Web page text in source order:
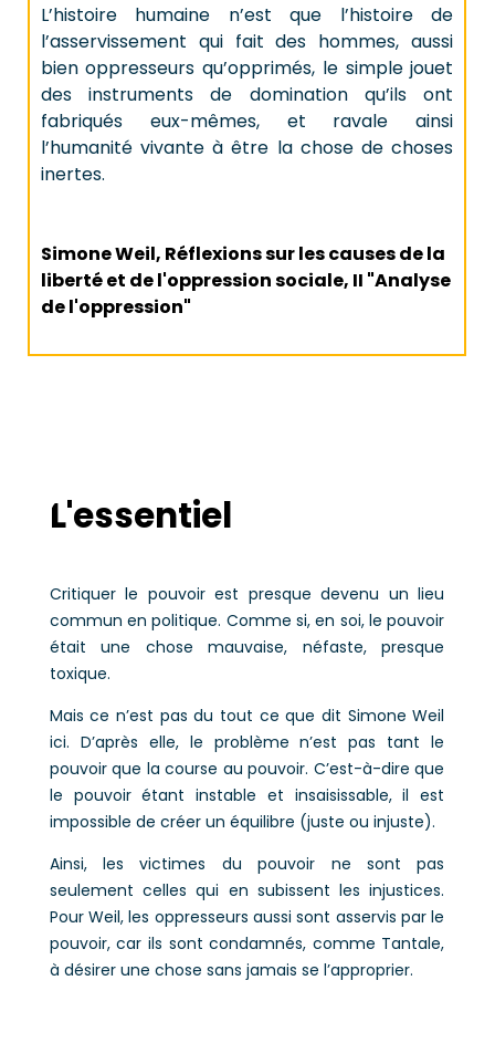
L’histoire humaine n’est que l’histoire de
l’asservissement qui fait des hommes, aussi
bien oppresseurs qu’opprimés, le simple jouet
des instruments de domination qu’ils ont
fabriqués eux-mêmes, et ravale ainsi
l’humanité vivante à être la chose de choses
inertes.
Simone Weil, Réflexions sur les causes de la
liberté et de l'oppression sociale, II "Analyse
de l'oppression"
L'essentiel
Critiquer le pouvoir est presque devenu un lieu
commun en politique. Comme si, en soi, le pouvoir
était une chose mauvaise, néfaste, presque
toxique.
Mais ce n’est pas du tout ce que dit Simone Weil
ici. D’après elle, le problème n’est pas tant le
pouvoir que la course au pouvoir. C’est-à-dire que
le pouvoir étant instable et insaisissable, il est
impossible de créer un équilibre (juste ou injuste).
Ainsi, les victimes du pouvoir ne sont pas
seulement celles qui en subissent les injustices.
Pour Weil, les oppresseurs aussi sont asservis par le
pouvoir, car ils sont condamnés, comme Tantale,
à désirer une chose sans jamais se l’approprier.